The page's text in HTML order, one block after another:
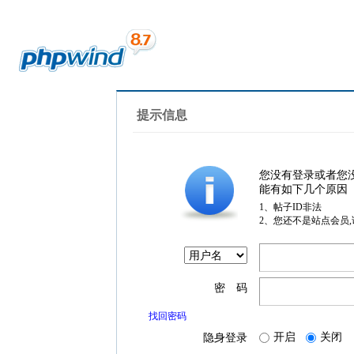
提示信息
您没有登录或者您
能有如下几个原因
1、帖子ID非法
2、您还不是站点会员
密 码
找回密码
隐身登录 开启 关闭